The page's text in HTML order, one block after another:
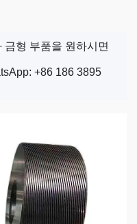
형 부품을 원하시면
+86 186 3895